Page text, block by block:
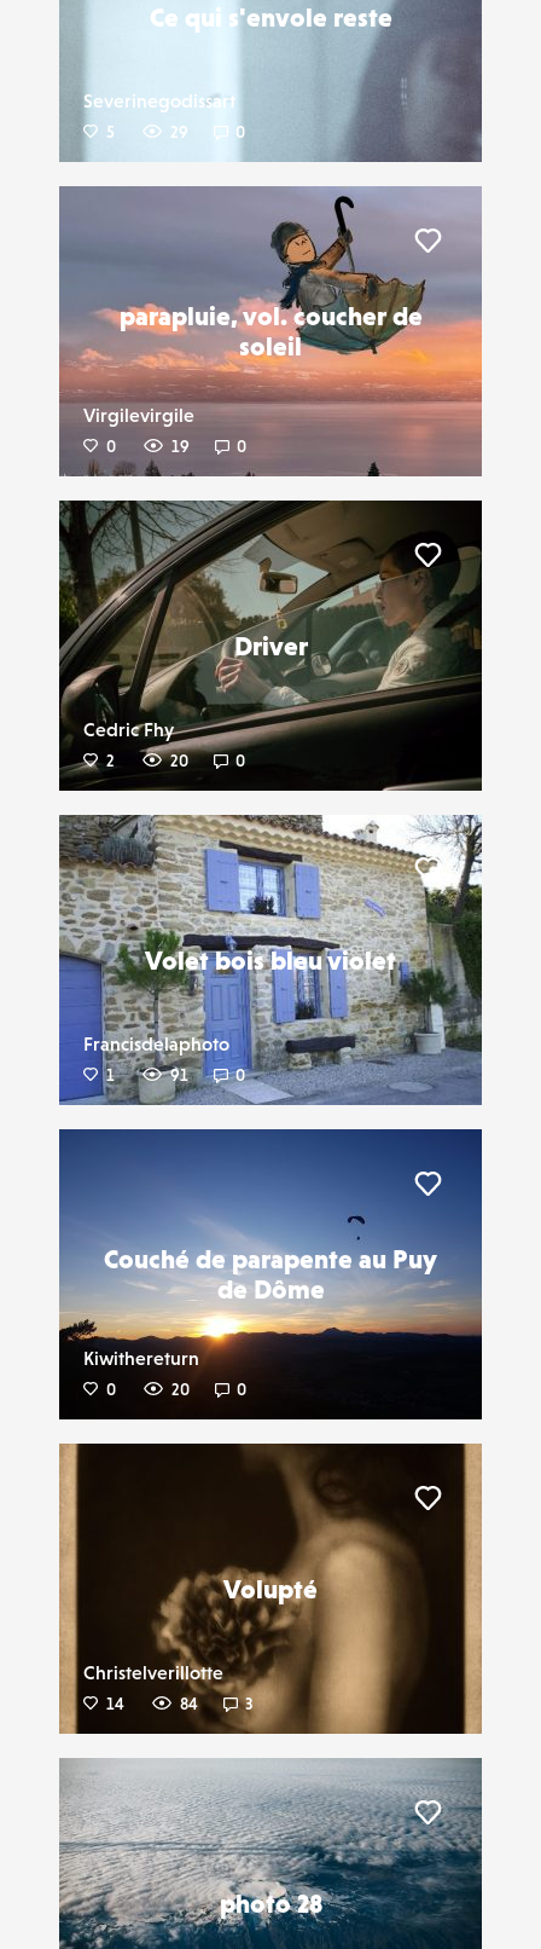
Ce qui s'envole reste
Severinegodissart
5 29 0
parapluie, vol. coucher de
soleil
Virgilevirgile
0 19 0
Driver
Cedric Fhy
2 20 0
Liker
Volet bois bleu violet
Francisdelaphoto
1 91 0
Liker
Couché de parapente au Puy
de Dôme
Kiwithereturn
0 20 0
Volupté
Christelverillotte
14 84 3
photo 28
Liker